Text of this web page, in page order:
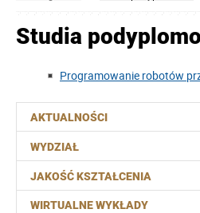
AKTUALNOŚCI
WYDZIAŁ
JAKOŚĆ KSZTAŁCENIA
WIRTUALNE WYKŁADY
Studia
Programowanie robotów